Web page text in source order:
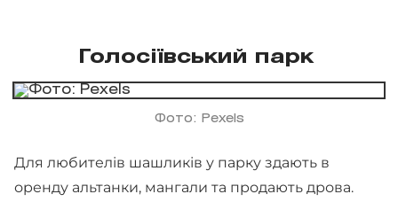
Голосіївський парк
Фото: Pexels
Для любителів шашликів у парку здають в
оренду альтанки, мангали та продають дрова.